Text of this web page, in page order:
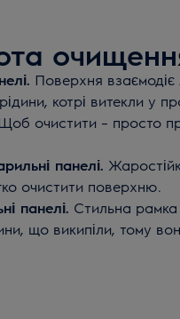
Поверхня
котрі витекли у
очистити – просто
панелі.
очистити поверхню.
панелі. Стильна
що википіли, тому